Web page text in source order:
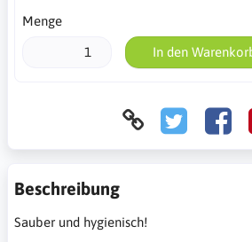
Menge
In den
Beschreibung
Sauber und hygienisch!